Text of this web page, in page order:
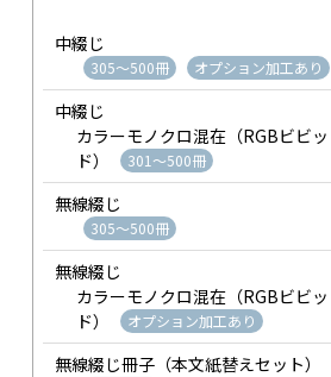
中綴じ
305～500冊 オプション加工あり
中綴じ
カラーモノクロ混在（RGBビビッ
ド）
301～500冊
無線綴じ
305～500冊
無線綴じ
カラーモノクロ混在（RGBビビッ
ド）
オプション加工あり
無線綴じ冊子（本文紙替えセット）